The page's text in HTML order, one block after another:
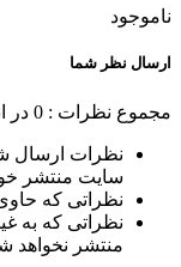
ناموجود
ارسال نظر شما
مجموع نظرات : 0 در
نظرات ارسال
سایت منتشر
نظراتی که
نظراتی که به
منتشر نخواهد